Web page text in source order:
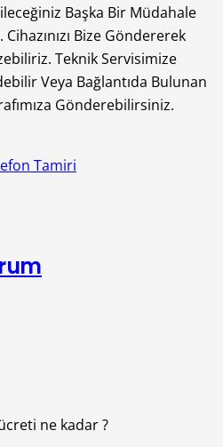
Başka Bir Müdahale
Bize Göndererek
Teknik Servisimize
Veya Bağlantıda Bulunan
Gönderebilirsiniz.
Tamiri
ne kadar ?